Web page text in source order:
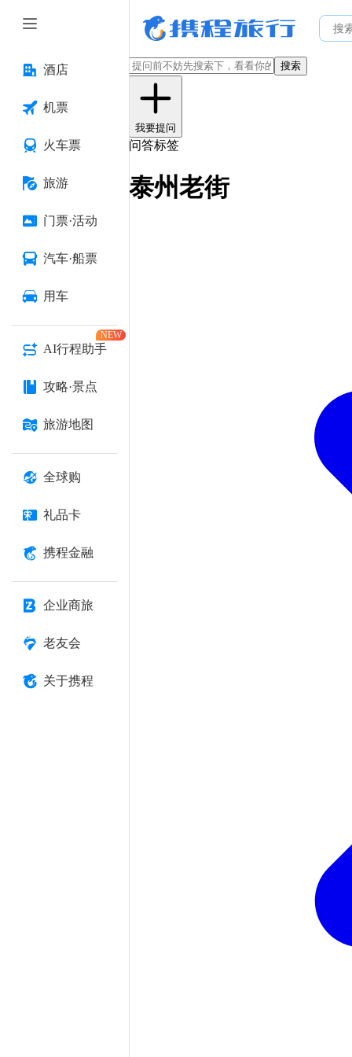
酒店
机票
火车票
旅游
门票·活动
汽车·船票
用车
AI行程助手
NEW
攻略·景点
旅游地图
全球购
礼品卡
携程金融
企业商旅
老友会
关于携程
搜索
我要提问
问答标签
泰州老街